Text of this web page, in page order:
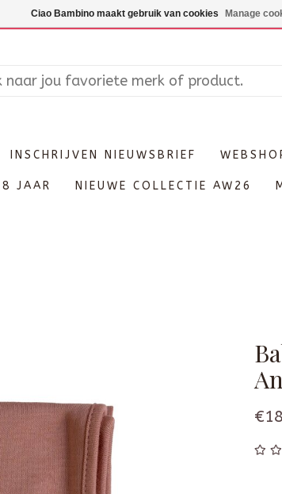
Maandag enkel op
INSCHRIJVEN NIEUWSBRIEF
JAAR NIEUWE COLLECTIE AW26
Ciao Bambino maakt gebruik van cookies Manage